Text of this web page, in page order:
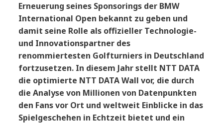
Erneuerung seines Sponsorings der BMW
International Open bekannt zu geben und
damit seine Rolle als offizieller Technologie-
und Innovationspartner des
renommiertesten Golfturniers in Deutschland
fortzusetzen. In diesem Jahr stellt NTT DATA
die optimierte NTT DATA Wall vor, die durch
die Analyse von Millionen von Datenpunkten
den Fans vor Ort und weltweit Einblicke in das
Spielgeschehen in Echtzeit bietet und ein